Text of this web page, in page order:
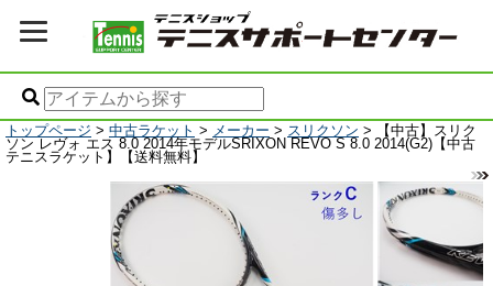
トップページ > 中古ラケット > メーカー > スリクソン > 【中古】スリク
ソン レヴォ エス 8.0 2014年モデルSRIXON REVO S 8.0 2014(G2)【中古
テニスラケット】【送料無料】